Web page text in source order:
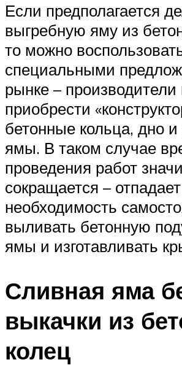
Если предполагается
выгребную яму из
то можно
специальными
рынке – производители
приобрести
бетонные кольца, дно
ямы. В таком случае
проведения работ
сокращается – отпадает
необходимость
выливать бетонную
ямы и изготавливать
Сливная яма
выкачки из
колец